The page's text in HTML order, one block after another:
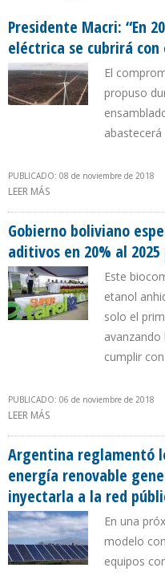
Presidente Macri: “En
eléctrica se cubrirá
El
propuso
PUBLICADO: 08 de noviembre de 2018
LEER MÁS
Gobierno boliviano
aditivos en 20% al
Este
etanol
solo el
avanzando
cumplir
PUBLICADO: 06 de noviembre de 2018
LEER MÁS
Argentina reglamentó
energía renovable
inyectarla a la red
En una
modelo
equipos